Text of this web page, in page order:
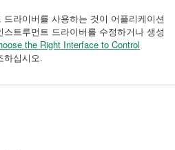
라이버를 사용하는 것이 어플리케이션
트루먼트 드라이버를 수정하거나 생성
the Right Interface to Control
하십시오.